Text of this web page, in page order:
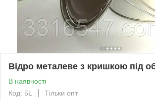
Відро металеве з кришкою під
В наявності
Код: 5L
Тільки опт